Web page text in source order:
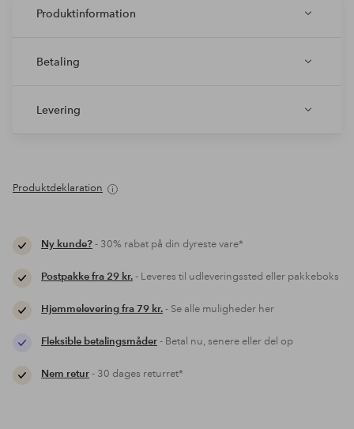
Produktinformation
Betaling
Levering
Produktdeklaration
Ny kunde?- 30% rabat på din dyreste vare*
Postpakke fra 29 kr.- Leveres til udleveringssted eller pakkeboks
Hjemmelevering fra 79 kr.- Se alle muligheder her
Fleksible betalingsmåder- Betal nu, senere eller del op
Nem retur- 30 dages returret*